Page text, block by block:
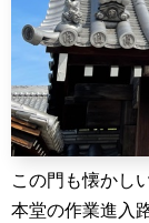
この門も懐かし
本堂の作業進入